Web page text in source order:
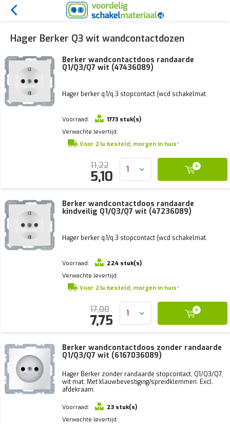
Hager Berker Q3 wit wandcontactdozen
Berker wandcontactdoos randaarde
Q1/Q3/Q7 wit (47436089)
Hager berker q.1/q.3 stopcontact (wcd schakelmat.
Voorraad:
1773 stuk(s)
Verwachte levertijd:
Voor 21u besteld, morgen in huis*
11,22
5,10
Berker wandcontactdoos randaarde
kindveilig Q1/Q3/Q7 wit (47236089)
Hager berker q.1/q.3 stopcontact (wcd schakelmat.
Voorraad:
224 stuk(s)
Verwachte levertijd:
Voor 21u besteld, morgen in huis*
17,00
7,75
Berker wandcontactdoos zonder randaarde
Q1/Q3/Q7 wit (6167036089)
Hager Berker zonder randaarde stopcontact, Q1/Q3/Q7,
wit mat. Met klauwbevestiging/spreidklemmen. Excl.
afdekraam.
Voorraad:
23 stuk(s)
Verwachte levertijd: